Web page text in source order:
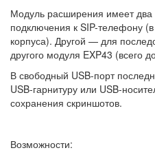
Модуль расширения имеет
подключения к SIP-телефону
корпуса). Другой — для
другого модуля EXP43 (всего
В свободный USB-порт
USB-гарнитуру или USB-
сохранения скриншотов.
Возможности: